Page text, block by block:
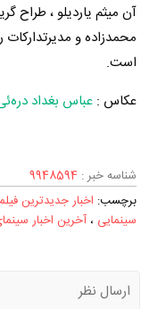
آن میثم یاردیلو ، طراح
محمدزاده و
است.
عکاس :عباس بغداد
شناسه خبر : 9948594
برچسب‌: اخبار جدیدترین
سینمایی ،آخرین اخبار